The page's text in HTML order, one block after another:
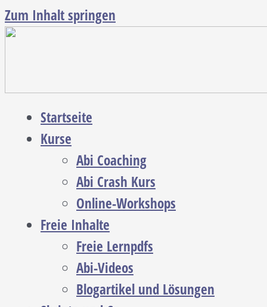
Zum Inhalt springen
Startseite
Kurse
Abi Coaching
Abi Crash Kurs
Online-Workshops
Freie Inhalte
Freie Lernpdfs
Abi-Videos
Blogartikel und Lösungen